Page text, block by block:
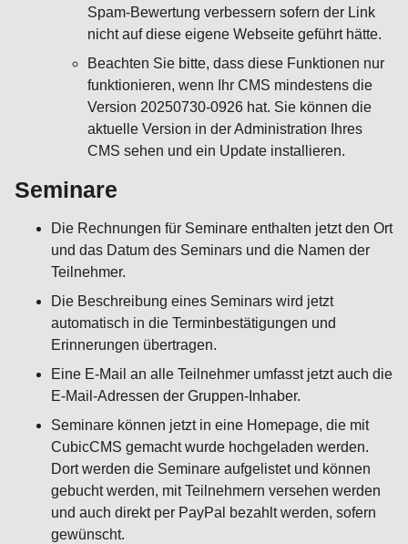
Spam-Bewertung verbessern sofern der Link
nicht auf diese eigene Webseite geführt hätte.
Beachten Sie bitte, dass diese Funktionen nur
funktionieren, wenn Ihr CMS mindestens die
Version 20250730-0926 hat. Sie können die
aktuelle Version in der Administration Ihres
CMS sehen und ein Update installieren.
Seminare
Die Rechnungen für Seminare enthalten jetzt den Ort
und das Datum des Seminars und die Namen der
Teilnehmer.
Die Beschreibung eines Seminars wird jetzt
automatisch in die Terminbestätigungen und
Erinnerungen übertragen.
Eine E-Mail an alle Teilnehmer umfasst jetzt auch die
E-Mail-Adressen der Gruppen-Inhaber.
Seminare können jetzt in eine Homepage, die mit
CubicCMS gemacht wurde hochgeladen werden.
Dort werden die Seminare aufgelistet und können
gebucht werden, mit Teilnehmern versehen werden
und auch direkt per PayPal bezahlt werden, sofern
gewünscht.